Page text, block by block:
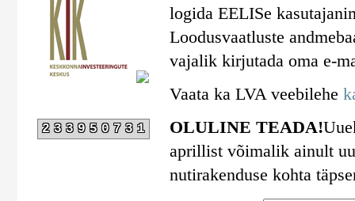
233950731
logida EELISe
Loodusvaatluste
vajalik kirjutada oma e-
Vaata ka LVA veebilehe
OLULINE TEADA!
aprillist võimalik ainult
nutirakenduse kohta